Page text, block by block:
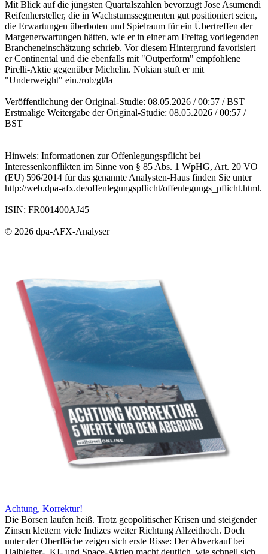
Mit Blick auf die jüngsten Quartalszahlen bevorzugt Jose Asumendi
Reifenhersteller, die in Wachstumssegmenten gut positioniert seien,
die Erwartungen überboten und Spielraum für ein Übertreffen der
Margenerwartungen hätten, wie er in einer am Freitag vorliegenden
Brancheneinschätzung schrieb. Vor diesem Hintergrund favorisiert
er Continental und die ebenfalls mit "Outperform" empfohlene
Pirelli-Aktie gegenüber Michelin. Nokian stuft er mit
"Underweight" ein./rob/gl/la
Veröffentlichung der Original-Studie: 08.05.2026 / 00:57 / BST
Erstmalige Weitergabe der Original-Studie: 08.05.2026 / 00:57 /
BST
Hinweis: Informationen zur Offenlegungspflicht bei
Interessenkonflikten im Sinne von § 85 Abs. 1 WpHG, Art. 20 VO
(EU) 596/2014 für das genannte Analysten-Haus finden Sie unter
http://web.dpa-afx.de/offenlegungspflicht/offenlegungs_pflicht.html.
ISIN: FR001400AJ45
© 2026 dpa-AFX-Analyser
Achtung, Korrektur!
Die Börsen laufen heiß. Trotz geopolitischer Krisen und steigender
Zinsen klettern viele Indizes weiter Richtung Allzeithoch. Doch
unter der Oberfläche zeigen sich erste Risse: Der Abverkauf bei
Halbleiter-, KI- und Space-Aktien macht deutlich, wie schnell sich